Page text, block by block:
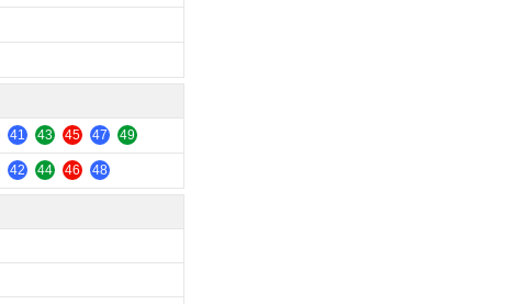
41 43 45 47 49
42 44 46 48